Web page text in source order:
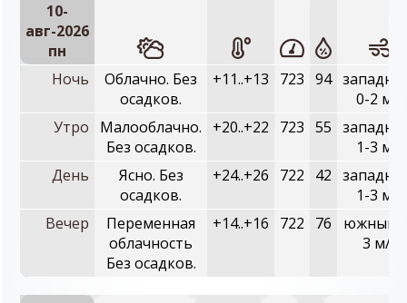
10-
авг-2026
пн
Ночь
Облачно. Без
осадков.
+11..+13 723 94
0-2 м/с
Утро
Малооблачно.
Без осадков.
+20..+22 723 55
1-3 м/с
День
Ясно. Без
осадков.
+24..+26 722 42
1-3 м/с
Вечер
Переменная
облачность
Без осадков.
+14..+16 722 76
южный,
3 м/с